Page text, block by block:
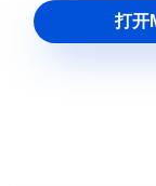
策略總收益的大小
杠鈴策略最主要
打开